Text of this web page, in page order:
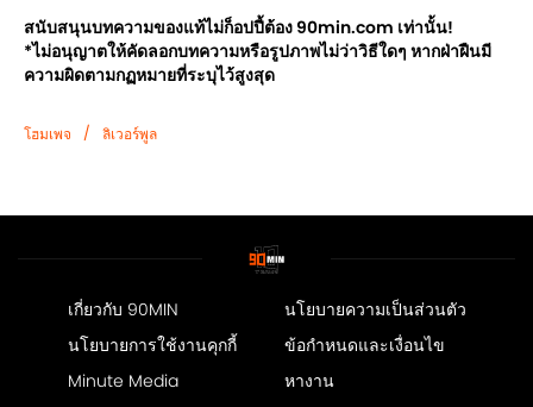
สนับสนุนบทความของแท้ไม่ก็อปปี้ต้อง 90min.com เท่านั้น!
*ไม่อนุญาตให้คัดลอกบทความหรือรูปภาพไม่ว่าวิธีใดๆ หากฝ่าฝืนมี
ความผิดตามกฏหมายที่ระบุไว้สูงสุด
โฮมเพจ / ลิเวอร์พูล
เกี่ยวกับ 90MIN
นโยบายความเป็นส่วนตัว
นโยบายการใช้งานคุกกี้
ข้อกำหนดและเงื่อนไข
Minute Media
หางาน